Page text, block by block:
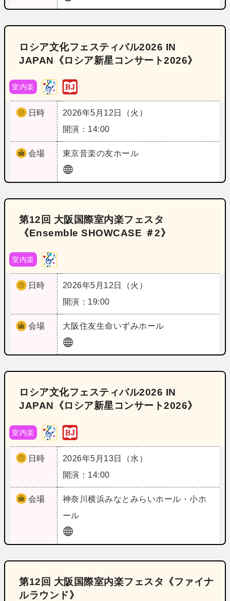
ロシア文化フェスティバル2026 IN
JAPAN《ロシア新星コンサート2026》
室内楽
日時
2026年5月12日（火）
開演：14:00
会場 東京音楽の友ホール
第12回 大阪国際室内楽フェスタ
《Ensemble SHOWCASE ＃2》
室内楽
日時
2026年5月12日（火）
開演：19:00
会場 大阪住友生命いずみホール
ロシア文化フェスティバル2026 IN
JAPAN《ロシア新星コンサート2026》
室内楽
日時
2026年5月13日（水）
開演：14:00
会場 神奈川横浜みなとみらいホール・小ホ
ール
第12回 大阪国際室内楽フェスタ《ファイナ
ルラウンド》